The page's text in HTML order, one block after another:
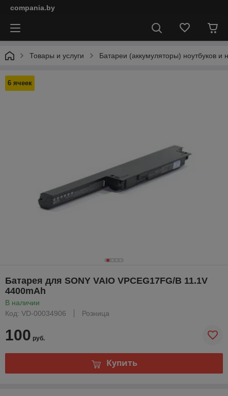
compania.by
Товары и услуги Батареи (аккумуляторы) ноутбуков и
6 ячеек
Батарея для SONY VAIO VPCEG17FG/B 11.1V
4400mAh
В наличии
Код: VD-00034906
Розница
100 руб.
Купить